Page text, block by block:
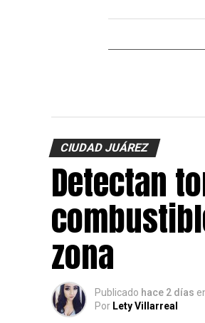
CIUDAD JUÁREZ
Detectan
zona
Publicado hace 2 días
Por Lety Villarreal